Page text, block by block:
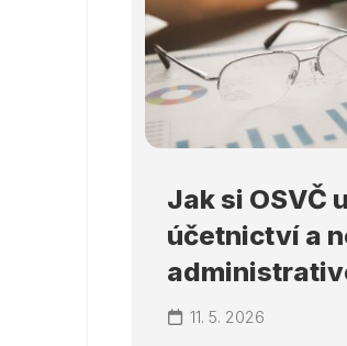
Jak si OSVČ
účetnictví a
11. 5. 2026